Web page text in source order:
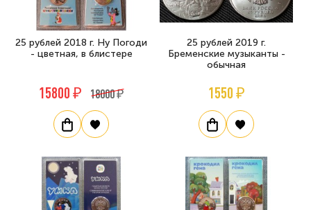
25 рублей 2018 г. Ну Погоди
- цветная, в блистере
15800 ₽ 18000 ₽
25 рублей 2019 г.
Бременские музыканты -
обычная
1550 ₽